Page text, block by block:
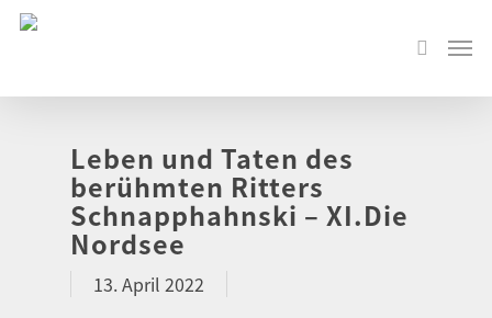
Leben und Taten des
berühmten Ritters
Schnapphahnski – XI.Die
Nordsee
13. April 2022